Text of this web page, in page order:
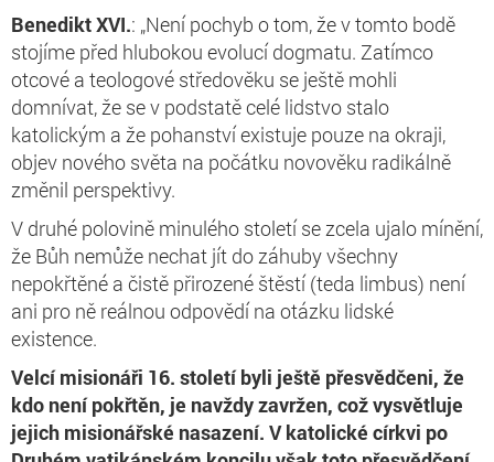
Benedikt XVI.: „Není pochyb o tom, že v tomto bodě
stojíme před hlubokou evolucí dogmatu. Zatímco
otcové a teologové středověku se ještě mohli
domnívat, že se v podstatě celé lidstvo stalo
katolickým a že pohanství existuje pouze na okraji,
objev nového světa na počátku novověku radikálně
změnil perspektivy.
V druhé polovině minulého století se zcela ujalo mínění,
že Bůh nemůže nechat jít do záhuby všechny
nepokřtěné a čistě přirozené štěstí (teda limbus) není
ani pro ně reálnou odpovědí na otázku lidské
existence.
Velcí misionáři 16. století byli ještě přesvědčeni, že
kdo není pokřtěn, je navždy zavržen, což vysvětluje
jejich misionářské nasazení. V katolické církvi po